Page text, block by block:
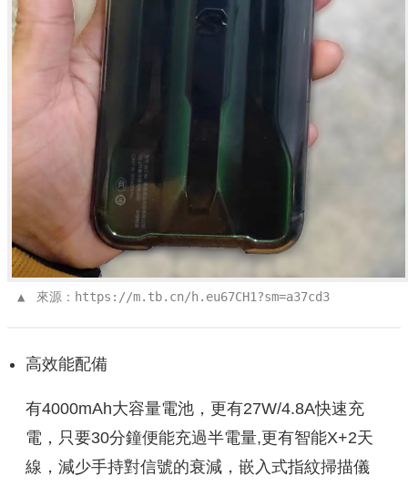
▲ 來源：https://m.tb.cn/h.eu67CH1?sm=a37cd3
高效能配備
有4000mAh大容量電池，更有27W/4.8A快速充
電，只要30分鐘便能充過半電量,更有智能X+2天
線，減少手持對信號的衰減，嵌入式指紋掃描儀